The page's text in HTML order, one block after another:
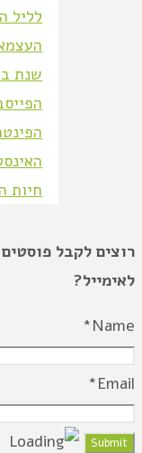
לליל
שנת
חיות
רוצים לקבל
לאימייל?
Name*
Email*